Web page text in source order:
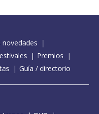
novedades
Premios
Guía / directorio